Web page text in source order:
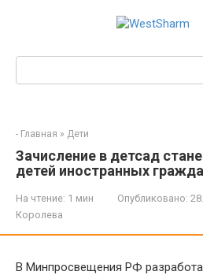
- Главная » Дети
Зачисление в детсад
детей иностранных
На чтение: 1 мин Опубликовано:
Королева
В Минпросвещения РФ